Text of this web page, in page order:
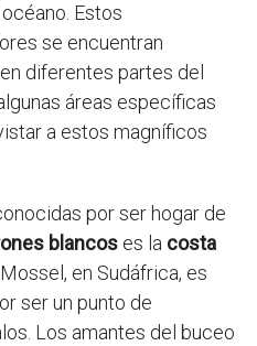
Estos
se encuentran
diferentes partes del
áreas específicas
a estos magníficos
por ser hogar de
blancos es la costa
Mossel, en Sudáfrica, es
ser un punto de
Los amantes del buceo